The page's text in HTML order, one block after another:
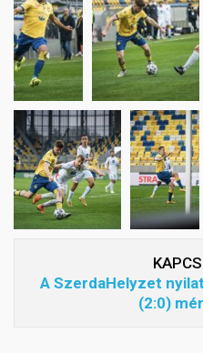
A SzerdaHelyzet
(2:0)